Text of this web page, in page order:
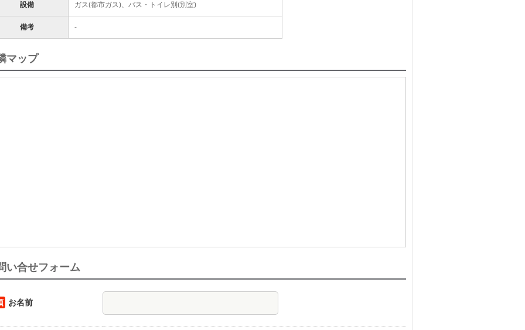
設備 ガス(都市ガス)、バス・トイレ別(別室)
備考 -
マップ
い合せフォーム
お名前